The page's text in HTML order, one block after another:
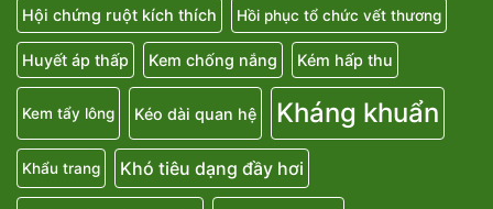
Hội chứng ruột kích thích Hồi phục tổ chức vết thương
Huyết áp thấp Kem chống nắng Kém hấp thu
Kem tẩy lông Kéo dài quan hệ Kháng khuẩn
Khẩu trang Khó tiêu dạng đầy hơi